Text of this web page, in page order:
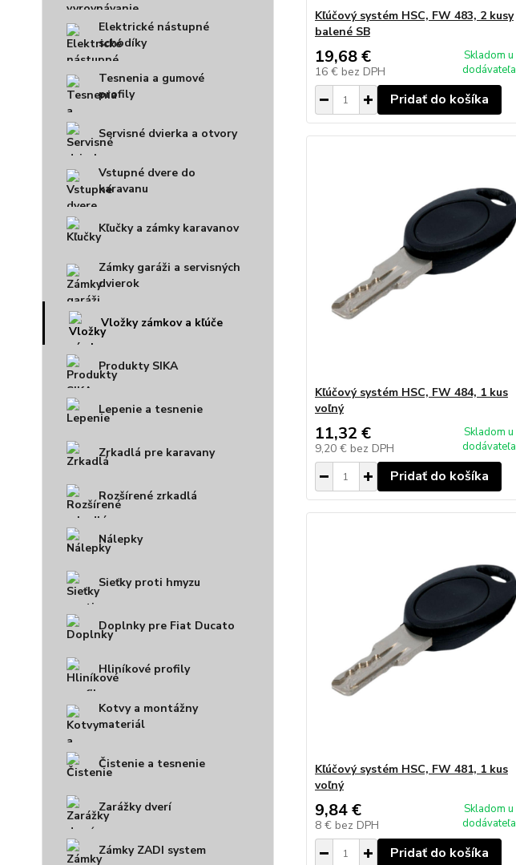
Elektrické nástupné
schodíky
Tesnenia a gumové
profily
Servisné dvierka a otvory
Vstupné dvere do
karavanu
Kľučky a zámky karavanov
Zámky garáži a servisných
dvierok
Vložky zámkov a kľúče
Produkty SIKA
Lepenie a tesnenie
Zrkadlá pre karavany
Rozšírené zrkadlá
Nálepky
Sieťky proti hmyzu
Doplnky pre Fiat Ducato
Hliníkové profily
Kotvy a montážny
materiál
Čistenie a tesnenie
Zarážky dverí
Zámky ZADI system
Kľúčový systém HSC, FW 483, 2 kusy
balené SB
19,68 €
16 € bez DPH
Skladom u
dodávateľa
Pridať do košíka
Kľúčový systém HSC, FW 484, 1 kus
voľný
11,32 €
9,20 € bez DPH
Skladom u
dodávateľa
Pridať do košíka
Kľúčový systém HSC, FW 481, 1 kus
voľný
9,84 €
8 € bez DPH
Skladom u
dodávateľa
Pridať do košíka